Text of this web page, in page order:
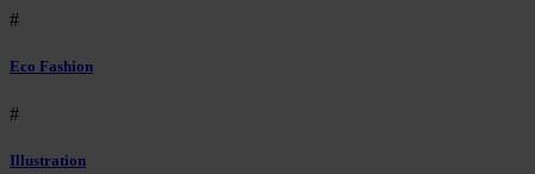
#
Eco Fashion
#
Illustration